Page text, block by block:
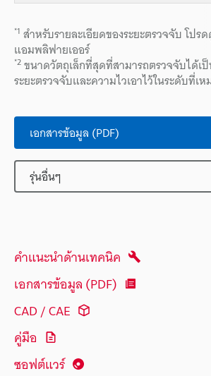
*1 สำหรับรายละเอียดของระยะตรวจจับ โป
แอมพลิฟายเออร์
*2ขนาดวัตถุเล็กที่สุดที่สามารถตรวจจับได้เ
ระยะตรวจจับและความไวเอาไว้ในระดับที่เ
เอกสารข้อมูล (PDF)
รุ่นอื่นๆ
คำแนะนำด้านเทคนิค
เอกสารข้อมูล (PDF)
CAD / CAE
คู่มือ
ซอฟต์แวร์